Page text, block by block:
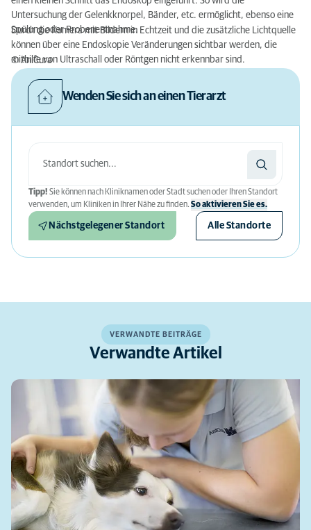
Untersuchung der Gelenkknorpel, Bänder, etc. ermöglicht, ebenso eine
Spülung oder Probenentnahme.
Durch die Kamera mit Bildern in Echtzeit und die zusätzliche Lichtquelle
können über eine Endoskopie Veränderungen sichtbar werden, die
mithilfe von Ultraschall oder Röntgen nicht erkennbar sind.
© AniCura
Wenden Sie sich an einen Tierarzt
Tipp! Sie können nach Kliniknamen oder Stadt suchen oder Ihren Standort
verwenden, um Kliniken in Ihrer Nähe zu finden. So aktivieren Sie es.
Nächstgelegener Standort Alle Standorte
VERWANDTE BEITRÄGE
Verwandte Artikel